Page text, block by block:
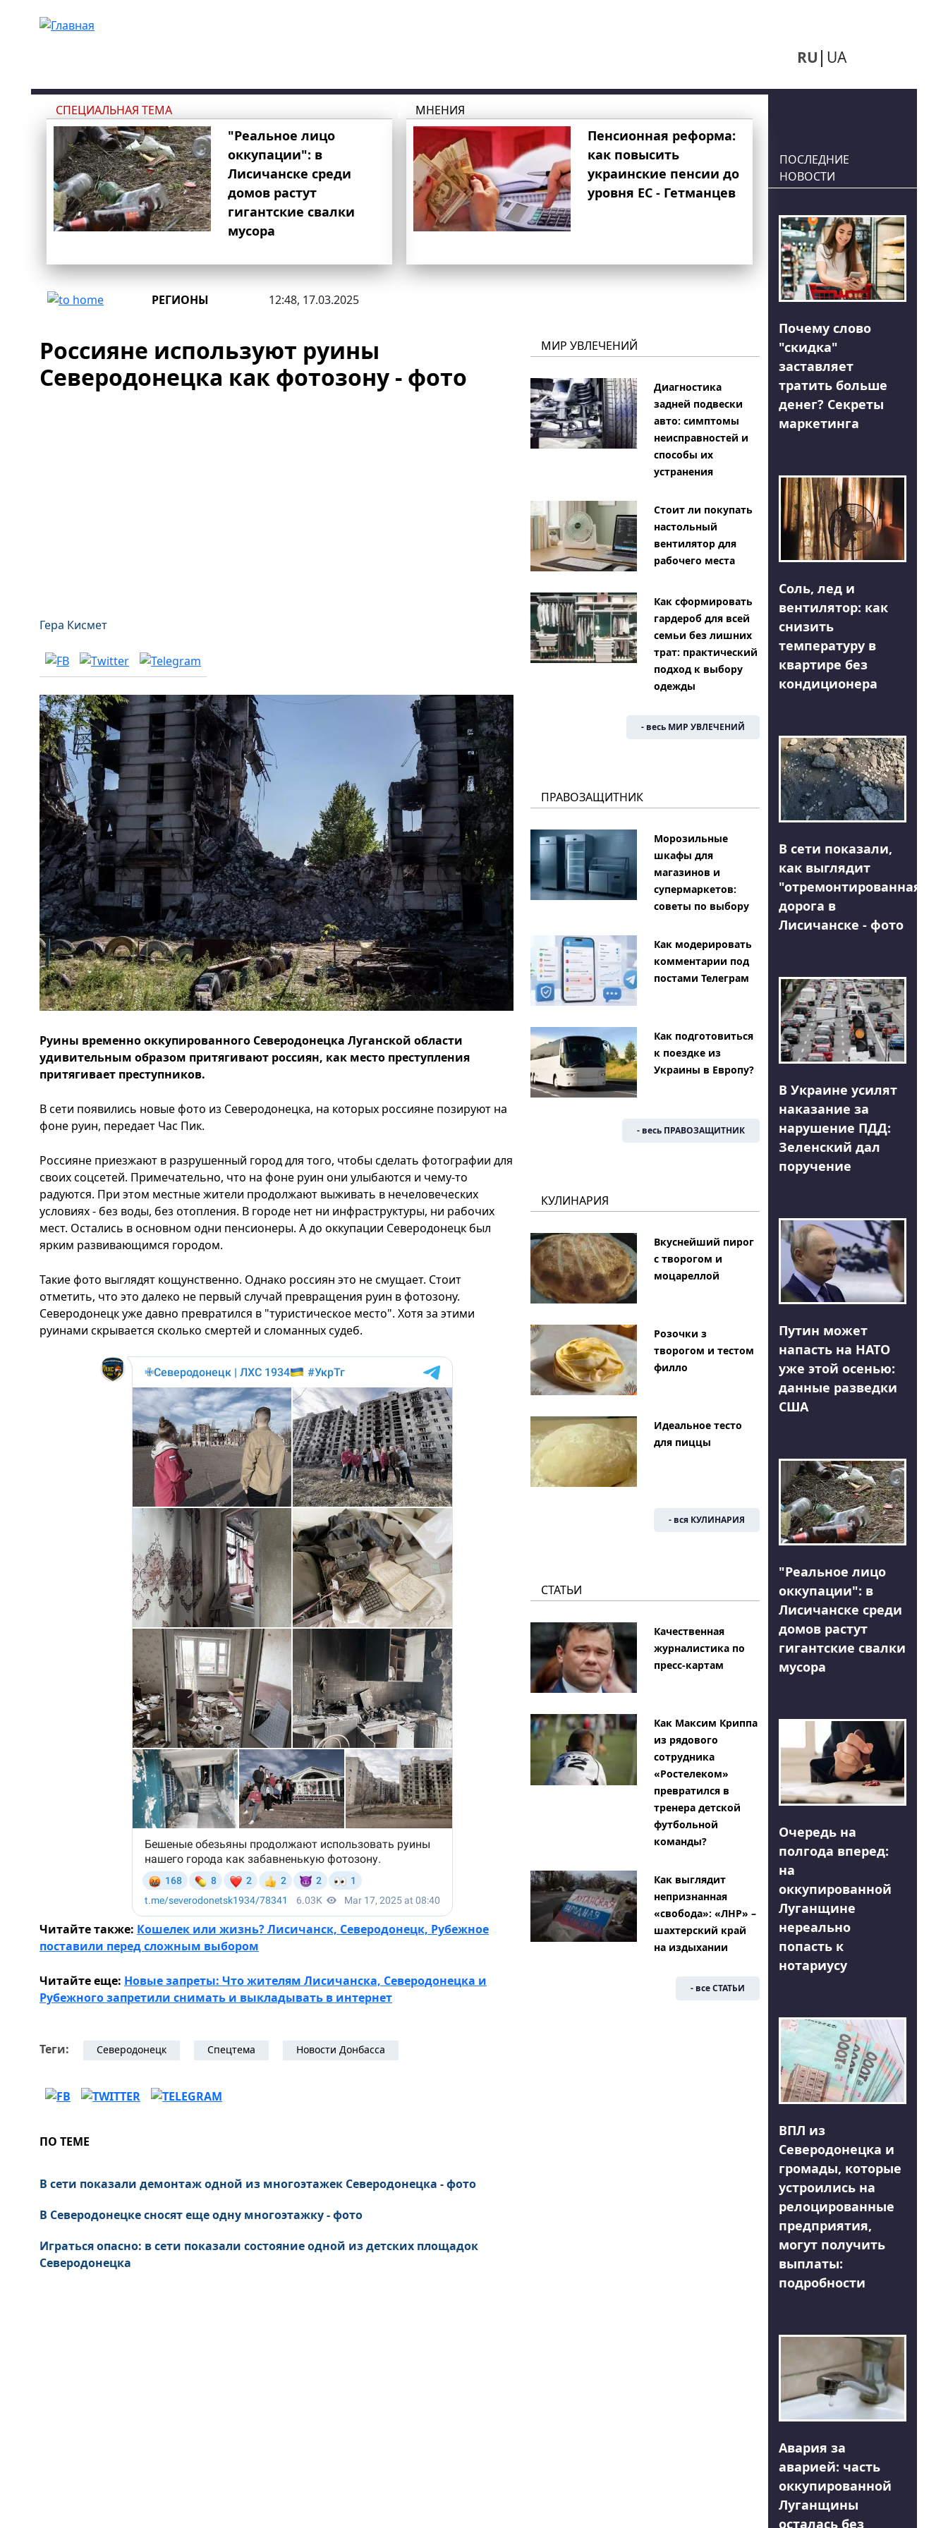
RU UA
СПЕЦИАЛЬНАЯ ТЕМА
"Реальное лицо
оккупации": в
Лисичанске среди
домов растут
гигантские свалки
мусора
МНЕНИЯ
Пенсионная реформа:
как повысить
украинские пенсии до
уровня ЕС - Гетманцев
РЕГИОНЫ 12:48, 17.03.2025
Россияне используют руины
Северодонецка как фотозону - фото
Гера Кисмет
Руины временно оккупированного Северодонецка Луганской области
удивительным образом притягивают россиян, как место преступления
притягивает преступников.
В сети появились новые фото из Северодонецка, на которых россияне позируют на
фоне руин, передает Час Пик.
Россияне приезжают в разрушенный город для того, чтобы сделать фотографии для
своих соцсетей. Примечательно, что на фоне руин они улыбаются и чему-то
радуются. При этом местные жители продолжают выживать в нечеловеческих
условиях - без воды, без отопления. В городе нет ни инфраструктуры, ни рабочих
мест. Остались в основном одни пенсионеры. А до оккупации Северодонецк был
ярким развивающимся городом.
Такие фото выглядят кощунственно. Однако россиян это не смущает. Стоит
отметить, что это далеко не первый случай превращения руин в фотозону.
Северодонецк уже давно превратился в "туристическое место". Хотя за этими
руинами скрывается сколько смертей и сломанных судеб.
Читайте также: Кошелек или жизнь? Лисичанск, Северодонецк, Рубежное
поставили перед сложным выбором
Читайте еще: Новые запреты: Что жителям Лисичанска, Северодонецка и
Рубежного запретили снимать и выкладывать в интернет
Теги: Северодонецк Спецтема Новости Донбасса
ПО ТЕМЕ
В сети показали демонтаж одной из многоэтажек Северодонецка - фото
В Северодонецке сносят еще одну многоэтажку - фото
Играться опасно: в сети показали состояние одной из детских площадок
Северодонецка
МИР УВЛЕЧЕНИЙ
Диагностика
задней подвески
авто: симптомы
неисправностей и
способы их
устранения
Стоит ли покупать
настольный
вентилятор для
рабочего места
Как сформировать
гардероб для всей
семьи без лишних
трат: практический
подход к выбору
одежды
- весь МИР УВЛЕЧЕНИЙ
ПРАВОЗАЩИТНИК
Морозильные
шкафы для
магазинов и
супермаркетов:
советы по выбору
Как модерировать
комментарии под
постами Телеграм
Как подготовиться
к поездке из
Украины в Европу?
- весь ПРАВОЗАЩИТНИК
КУЛИНАРИЯ
Вкуснейший пирог
с творогом и
моцареллой
Розочки з
творогом и тестом
филло
Идеальное тесто
для пиццы
- вся КУЛИНАРИЯ
СТАТЬИ
Качественная
журналистика по
пресс-картам
Как Максим Криппа
из рядового
сотрудника
«Ростелеком»
превратился в
тренера детской
футбольной
команды?
Как выглядит
непризнанная
«свобода»: «ЛНР» –
шахтерский край
на издыхании
- все СТАТЬИ
ПОСЛЕДНИЕ
НОВОСТИ
Почему слово
"скидка"
заставляет
тратить больше
денег? Секреты
маркетинга
Соль, лед и
вентилятор: как
снизить
температуру в
квартире без
кондиционера
В сети показали,
как выглядит
"отремонтированная"
дорога в
Лисичанске - фото
В Украине усилят
наказание за
нарушение ПДД:
Зеленский дал
поручение
Путин может
напасть на НАТО
уже этой осенью:
данные разведки
США
"Реальное лицо
оккупации": в
Лисичанске среди
домов растут
гигантские свалки
мусора
Очередь на
полгода вперед:
на
оккупированной
Луганщине
нереально
попасть к
нотариусу
ВПЛ из
Северодонецка и
громады, которые
устроились на
релоцированные
предприятия,
могут получить
выплаты:
подробности
Авария за
аварией: часть
оккупированной
Луганщины
осталась без